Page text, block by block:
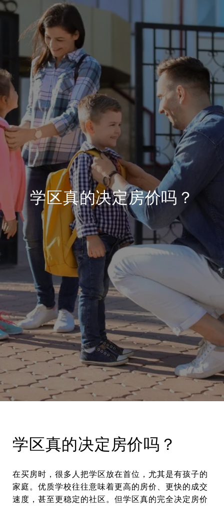
学区真的决定房价吗？
学区真的决定房价吗？
在买房时，很多人把学区放在首位，尤其是有孩子的
家庭。优质学校往往意味着更高的房价、更快的成交
速度，甚至更稳定的社区。但学区真的完全决定房价